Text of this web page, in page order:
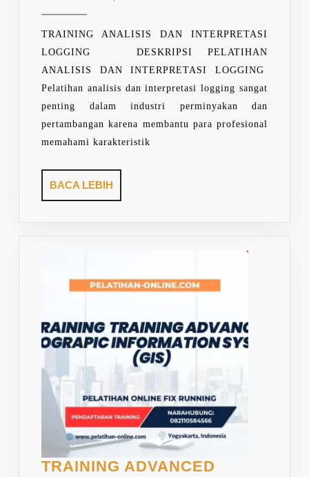
TRAINING ANALISIS DAN INTERPRETASI
LOGGING DESKRIPSI PELATIHAN
ANALISIS DAN INTERPRETASI LOGGING
Pelatihan analisis dan interpretasi logging sangat
penting dalam industri perminyakan dan
pertambangan karena membantu para profesional
memahami karakteristik
BACA LEBIH
LEBIH
TRAINING ADVANCED